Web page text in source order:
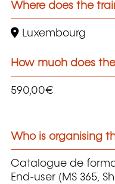
Where does the
Luxembourg
How much does
590,00€
Who is organising
Catalogue de
End-user (MS 365,